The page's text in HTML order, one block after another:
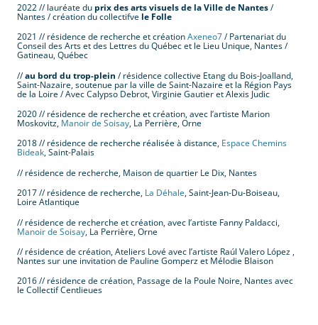
2022 // lauréate du prix des arts visuels de la Ville de Nantes/
Nantes / création du collectifve le Folle
2021 // résidence de recherche et créationAxeneo7/ Partenariat du
Conseil des Arts et des Lettres du Québec et le Lieu Unique, Nantes /
Gatineau, Québec
//au bord du trop-plein / résidence collective Etang du Bois-Joalland,
Saint-Nazaire, soutenue par la ville de Saint-Nazaire et la Région Pays
de la Loire / Avec Calypso Debrot, Virginie Gautier et Alexis Judic
2020 // résidence de recherche et création, avec l’artiste Marion
Moskovitz, Manoir de Soisay, La Perrière, Orne
2018 // résidence de recherche réalisée à distance, Espace Chemins
Bideak, Saint-Palais
// résidence de recherche, Maison de quartier Le Dix, Nantes
2017 // résidence de recherche, La Déhale, Saint-Jean-Du-Boiseau,
Loire Atlantique
// résidence de recherche et création, avec l’artiste Fanny Paldacci,
Manoir de Soisay, La Perrière, Orne
// résidence de création, Ateliers Lové avec l’artiste Raúl Valero López ,
Nantes sur une invitation de Pauline Gomperz et Mélodie Blaison
2016 // résidence de création, Passage de la Poule Noire, Nantes avec
le Collectif Centlieues